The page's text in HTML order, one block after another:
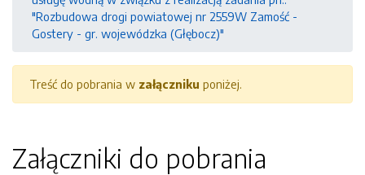
"Rozbudowa drogi powiatowej nr 2559W Zamość -
Gostery - gr. wojewódzka (Głębocz)"
Treść do pobrania w załączniku poniżej.
Załączniki do pobrania